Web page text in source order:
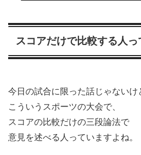
スコアだけで比較する人
今日の試合に限った話じゃないけ
こういうスポーツの大会で、
スコアの比較だけの三段論法で
意見を述べる人っていますよね。